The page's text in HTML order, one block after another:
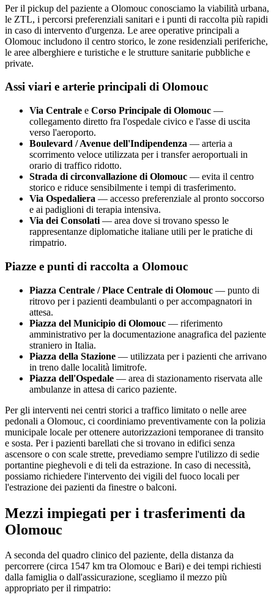
Per il pickup del paziente a Olomouc conosciamo la viabilità urbana,
le ZTL, i percorsi preferenziali sanitari e i punti di raccolta più rapidi
in caso di intervento d'urgenza. Le aree operative principali a
Olomouc includono il centro storico, le zone residenziali periferiche,
le aree alberghiere e turistiche e le strutture sanitarie pubbliche e
private.
Assi viari e arterie principali di Olomouc
Via Centrale e Corso Principale di Olomouc —
collegamento diretto fra l'ospedale civico e l'asse di uscita
verso l'aeroporto.
Boulevard / Avenue dell'Indipendenza — arteria a
scorrimento veloce utilizzata per i transfer aeroportuali in
orario di traffico ridotto.
Strada di circonvallazione di Olomouc — evita il centro
storico e riduce sensibilmente i tempi di trasferimento.
Via Ospedaliera — accesso preferenziale al pronto soccorso
e ai padiglioni di terapia intensiva.
Via dei Consolati — area dove si trovano spesso le
rappresentanze diplomatiche italiane utili per le pratiche di
rimpatrio.
Piazze e punti di raccolta a Olomouc
Piazza Centrale / Place Centrale di Olomouc — punto di
ritrovo per i pazienti deambulanti o per accompagnatori in
attesa.
Piazza del Municipio di Olomouc — riferimento
amministrativo per la documentazione anagrafica del paziente
straniero in Italia.
Piazza della Stazione — utilizzata per i pazienti che arrivano
in treno dalle località limitrofe.
Piazza dell'Ospedale — area di stazionamento riservata alle
ambulanze in attesa di carico paziente.
Per gli interventi nei centri storici a traffico limitato o nelle aree
pedonali a Olomouc, ci coordiniamo preventivamente con la polizia
municipale locale per ottenere autorizzazioni temporanee di transito
e sosta. Per i pazienti barellati che si trovano in edifici senza
ascensore o con scale strette, prevediamo sempre l'utilizzo di sedie
portantine pieghevoli e di teli da estrazione. In caso di necessità,
possiamo richiedere l'intervento dei vigili del fuoco locali per
l'estrazione dei pazienti da finestre o balconi.
Mezzi impiegati per i trasferimenti da
Olomouc
A seconda del quadro clinico del paziente, della distanza da
percorrere (circa 1547 km tra Olomouc e Bari) e dei tempi richiesti
dalla famiglia o dall'assicurazione, scegliamo il mezzo più
appropriato per il rimpatrio: